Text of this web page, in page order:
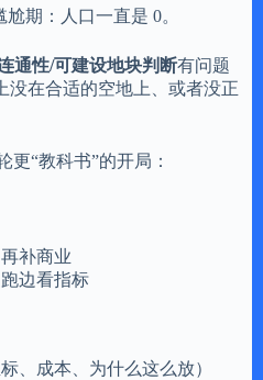
期：人口一直是 0。
通性/可建设地块判断有问题
在合适的空地上、或者没正
更“教科书”的开局：
补商业
边看指标
、成本、为什么这么放）